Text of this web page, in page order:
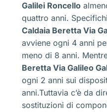
Galilei Roncello
quattro anni.
Caldaia Beretta Via
avviene ogni 4 anni
meno di 8 anni.
Beretta Via Galileo
ogni 2 anni sui
anni.Tuttavia c’è da
sostituzioni di